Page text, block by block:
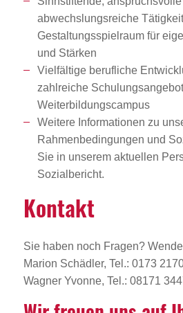
abwechslungsreiche
Gestaltungsspielraum für
und Stärken
Vielfältige berufliche
zahlreiche
Weiterbildungscampus
Weitere Informationen zu
Rahmenbedingungen und
Sie in unserem aktuellen
Sozialbericht.
Kontakt
Sie haben noch Fragen?
Marion Schädler, Tel.: 0173
Wagner Yvonne, Tel.: 08171